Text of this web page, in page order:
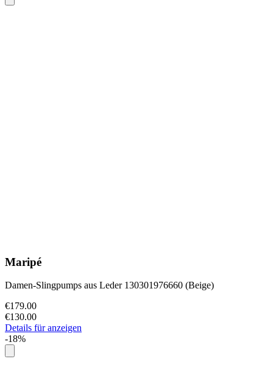
Maripé
Damen-Slingpumps aus Leder 130301976660 (Beige)
€179.00
€130.00
Details für anzeigen
-18%